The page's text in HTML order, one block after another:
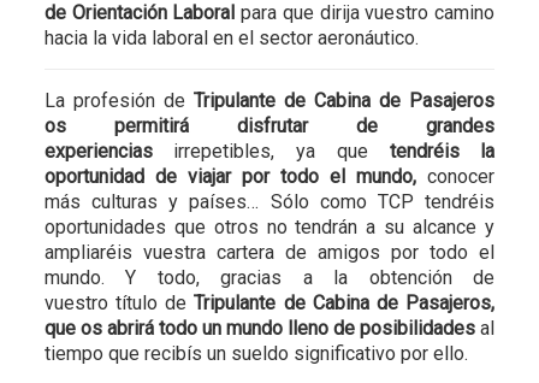
de Orientación Laboral para que dirija vuestro camino
hacia la vida laboral en el sector aeronáutico.
La profesión de Tripulante de Cabina de Pasajeros
os permitirá disfrutar de grandes
experienciasirrepetibles, ya que tendréis la
oportunidad de viajar por todo el mundo, conocer
más culturas y países… Sólo como TCP tendréis
oportunidades que otros no tendrán a su alcance y
ampliaréis vuestra cartera de amigos por todo el
mundo. Y todo, gracias a la obtención de
vuestro título deTripulante de Cabina de Pasajeros,
que os abrirá todo un mundo lleno de posibilidades al
tiempo que recibís un sueldo significativo por ello.